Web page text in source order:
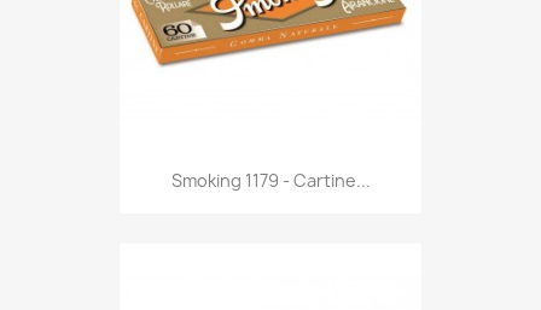
Anteprima
Smoking 1179 - Cartine...